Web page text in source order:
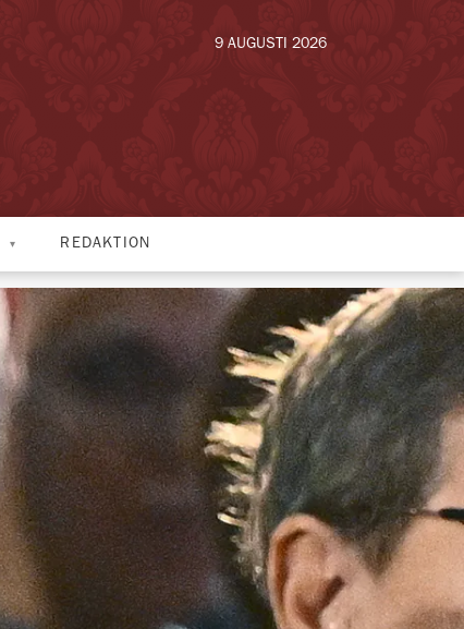
9 AUGUSTI 2026
REDAKTION